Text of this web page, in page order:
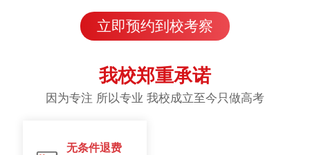
立即预约到校考察
我校郑重承诺
因为专注 所以专业 我校成立至今只做高考
无条件退费